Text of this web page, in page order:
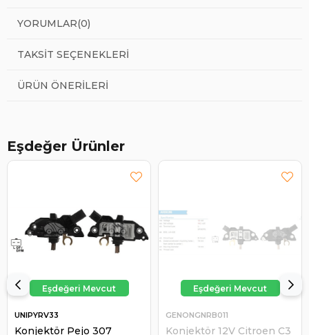
YORUMLAR(0)
TAKSIT SEÇENEKLERI
ÜRÜN ÖNERILERI
Eşdeğer Ürünler
Konjektör Pejo 307
UNIPYRV33
Konjektör 12V Citroen C3
GENONGNRB011